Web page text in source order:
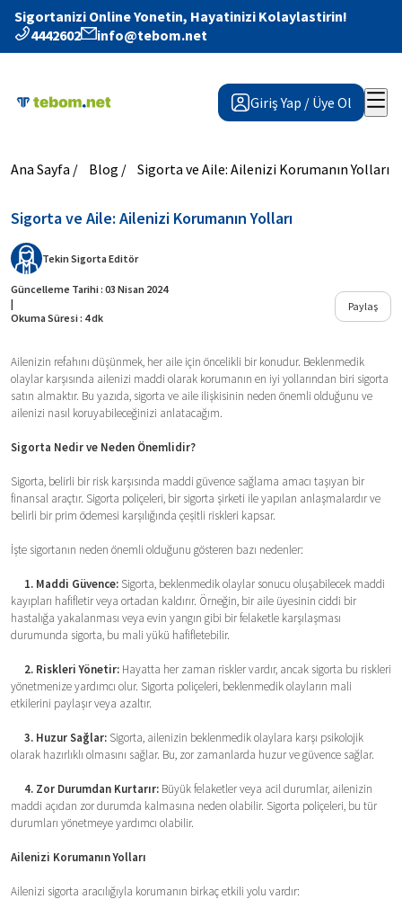
Sigortanizi Online Yonetin, Hayatinizi Kolaylastirin!
4442602
info@tebom.net
Giriş Yap / Üye Ol
Ana Sayfa / Blog / Sigorta ve Aile: Ailenizi Korumanın Yolları
Sigorta ve Aile: Ailenizi Korumanın Yolları
Tekin Sigorta Editör
Güncelleme Tarihi : 03 Nisan 2024
|
Okuma Süresi : 4 dk
Paylaş
Ailenizin refahını düşünmek, her aile için öncelikli bir konudur. Beklenmedik
olaylar karşısında ailenizi maddi olarak korumanın en iyi yollarından biri sigorta
satın almaktır. Bu yazıda, sigorta ve aile ilişkisinin neden önemli olduğunu ve
ailenizi nasıl koruyabileceğinizi anlatacağım.
Sigorta Nedir ve Neden Önemlidir?
Sigorta, belirli bir risk karşısında maddi güvence sağlama amacı taşıyan bir
finansal araçtır. Sigorta poliçeleri, bir sigorta şirketi ile yapılan anlaşmalardır ve
belirli bir prim ödemesi karşılığında çeşitli riskleri kapsar.
İşte sigortanın neden önemli olduğunu gösteren bazı nedenler:
1. Maddi Güvence: Sigorta, beklenmedik olaylar sonucu oluşabilecek maddi
kayıpları hafifletir veya ortadan kaldırır. Örneğin, bir aile üyesinin ciddi bir
hastalığa yakalanması veya evin yangın gibi bir felaketle karşılaşması
durumunda sigorta, bu mali yükü hafifletebilir.
2. Riskleri Yönetir: Hayatta her zaman riskler vardır, ancak sigorta bu riskleri
yönetmenize yardımcı olur. Sigorta poliçeleri, beklenmedik olayların mali
etkilerini paylaşır veya azaltır.
3. Huzur Sağlar: Sigorta, ailenizin beklenmedik olaylara karşı psikolojik
olarak hazırlıklı olmasını sağlar. Bu, zor zamanlarda huzur ve güvence sağlar.
4. Zor Durumdan Kurtarır: Büyük felaketler veya acil durumlar, ailenizin
maddi açıdan zor durumda kalmasına neden olabilir. Sigorta poliçeleri, bu tür
durumları yönetmeye yardımcı olabilir.
Ailenizi Korumanın Yolları
Ailenizi sigorta aracılığıyla korumanın birkaç etkili yolu vardır: